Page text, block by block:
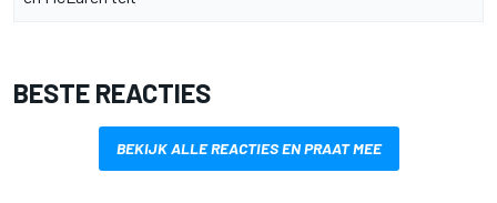
BESTE REACTIES
BEKIJK ALLE REACTIES EN PRAAT MEE